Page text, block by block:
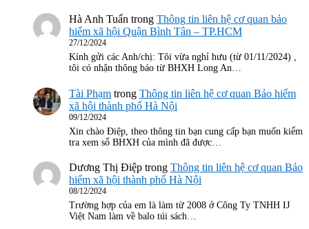
Hà Anh Tuấn trong Thông tin liên hệ cơ quan bảo
hiểm xã hội Quận Bình Tân – TP.HCM
27/12/2024
Kính gửi các Anh/chị: Tôi vừa nghỉ hưu (từ 01/11/2024) ,
tôi có nhận thông báo từ BHXH Long An…
Tài Phạm trong Thông tin liên hệ cơ quan Bảo hiểm
xã hội thành phố Hà Nội
09/12/2024
Xin chào Điệp, theo thông tin bạn cung cấp bạn muốn kiểm
tra xem sổ BHXH của mình đã được…
Dương Thị Điệp trong Thông tin liên hệ cơ quan Bảo
hiểm xã hội thành phố Hà Nội
08/12/2024
Trường hợp của em là làm từ 2008 ở Công Ty TNHH IJ
Việt Nam làm về balo túi sách…